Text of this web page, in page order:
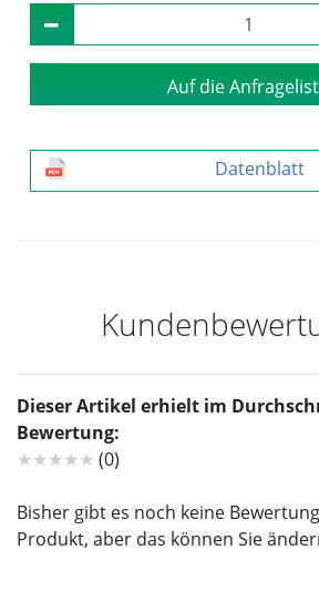
Auf die
Datenblatt
Dieser Artikel erhielt im
Bewertung:
★★★★★ (0)
Bisher gibt es noch keine
Produkt, aber das können Sie